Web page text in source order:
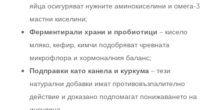
яйца осигуряват нужните аминокиселини и омега-3
мастни киселини;
Ферментирали храни и пробиотици – кисело
мляко, кефир, кимчи подобряват чревната
микрофлора и хормоналния баланс;
Подправки като канела и куркума– тези
натурални добавки имат противовъзпалително
действие и доказано подпомагат понижаването на